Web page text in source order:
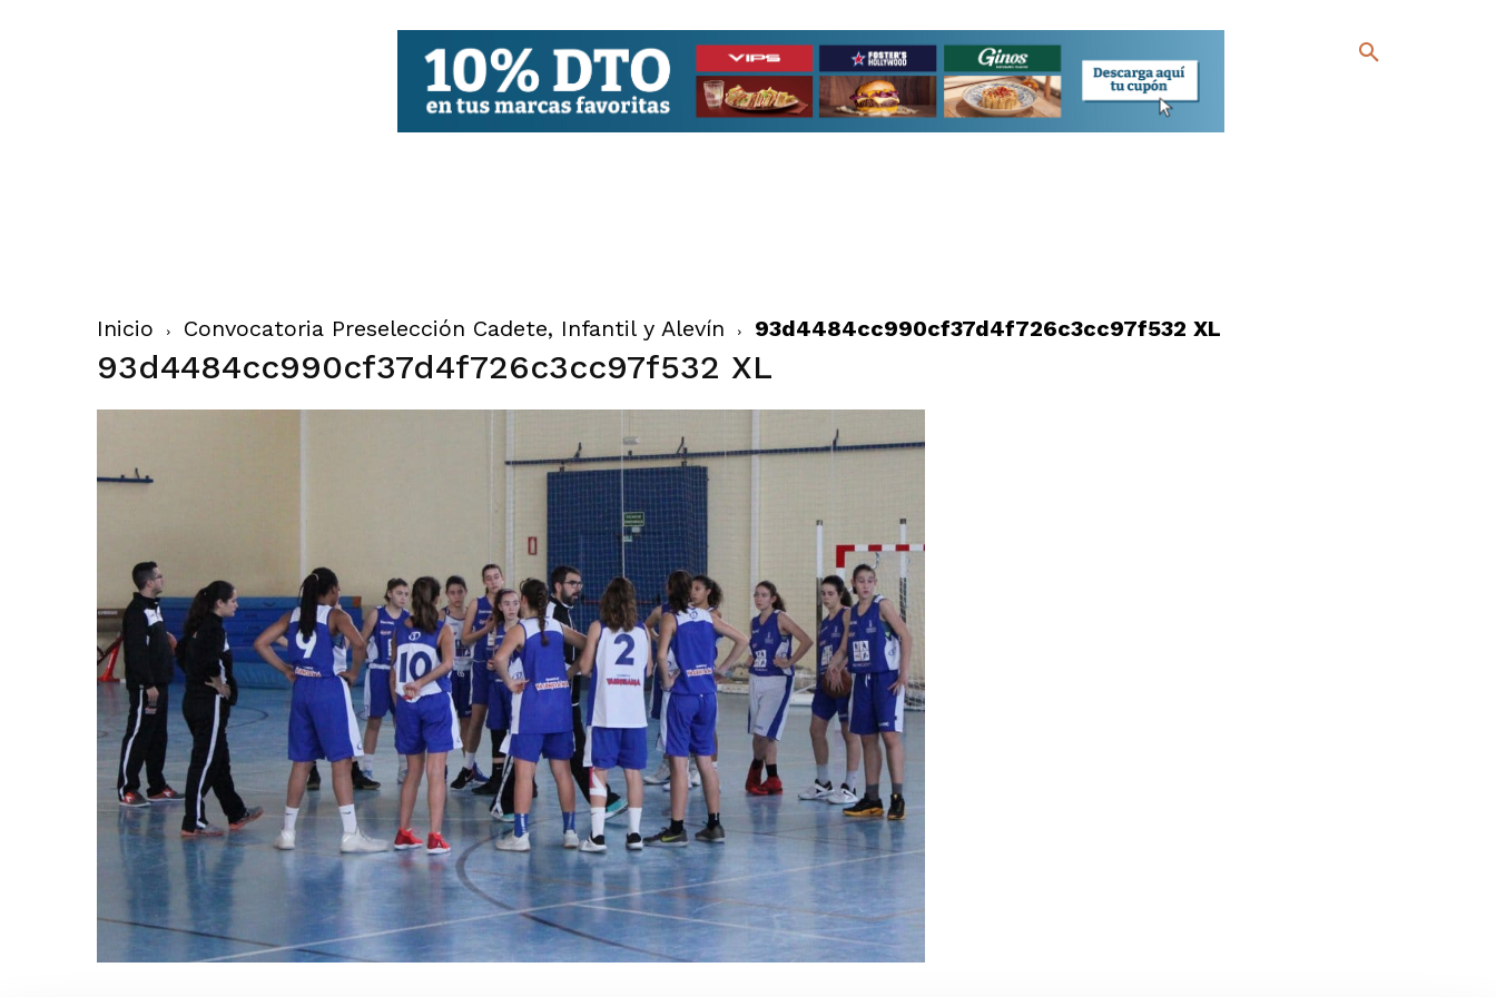
Inicio Convocatoria Preselección Cadete, Infantil y Alevín 93d4484cc990cf37d4f726c3cc97f532 XL
93d4484cc990cf37d4f726c3cc97f532 XL